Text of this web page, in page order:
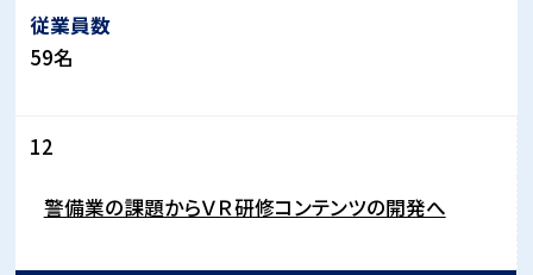
59名
12
警備業の課題からＶＲ研修コンテンツの開発へ